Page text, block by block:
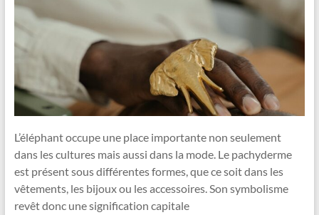
L’éléphant occupe une place importante non seulement
dans les cultures mais aussi dans la mode. Le pachyderme
est présent sous différentes formes, que ce soit dans les
vêtements, les bijoux ou les accessoires. Son symbolisme
revêt donc une signification capitale